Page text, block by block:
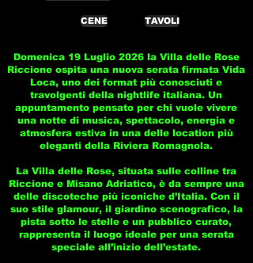
CENE TAVOLI
Domenica 19 Luglio 2026 la Villa delle Rose
Riccione ospita una nuova serata firmata Vida
Loca, uno dei format più conosciuti e
travolgenti della nightlife italiana. Un
appuntamento pensato per chi vuole vivere
una notte di musica, spettacolo, energia e
atmosfera estiva in una delle location più
eleganti della Riviera Romagnola.
La Villa delle Rose, situata sulle colline tra
Riccione e Misano Adriatico, è da sempre una
delle discoteche più iconiche d’Italia. Con il
suo stile glamour, il giardino scenografico, la
pista sotto le stelle e un pubblico curato,
rappresenta il luogo ideale per una serata
speciale all’inizio dell’estate.